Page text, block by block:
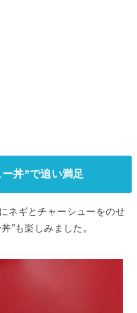
丼”で追い満足
ネギとチャーシューをのせ
”も楽しみました。